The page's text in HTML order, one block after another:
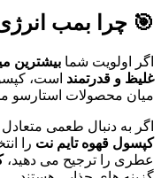
🎯 چرا بمب
اگر اولویت شما بیشترین
غلیظ و قدرتمند است،
میان محصولات
اگر به دنبال طعمی
کپسول قهوه تایم نت را
عطری را ترجیح می دهید،